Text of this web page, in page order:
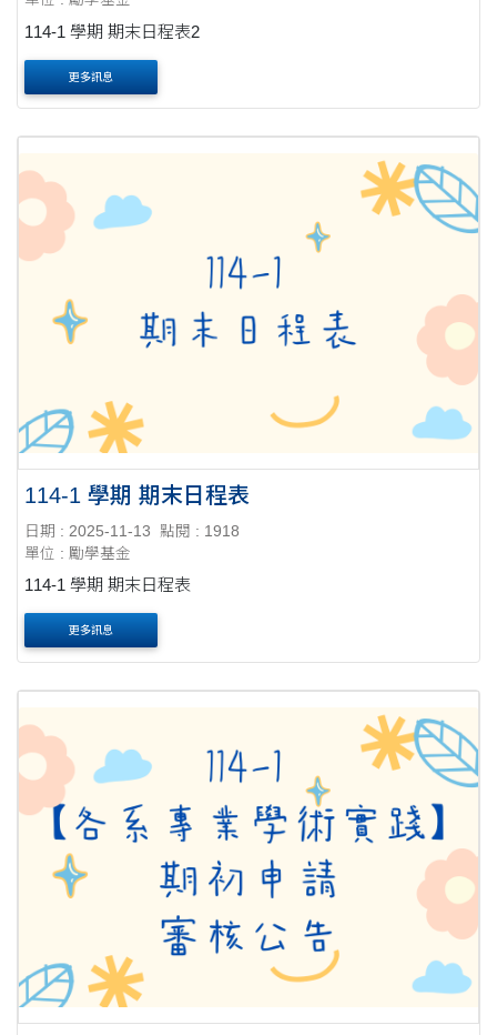
114-1 學期 期末日程表2
更多訊息
114-1 學期 期末日程表
日期 : 2025-11-13
點閱 : 1918
單位 : 勵學基金
114-1 學期 期末日程表
更多訊息